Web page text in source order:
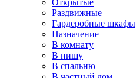
Открытые
Раздвижные
Гардеробные шкафы
Назначение
В комнату
В нишу
В спальню